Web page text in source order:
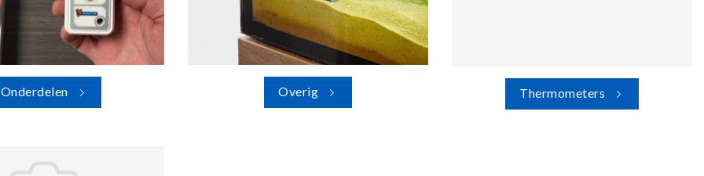
Onderdelen Overig Thermometers